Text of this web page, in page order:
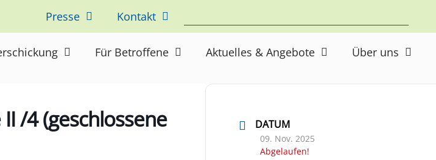
Presse Kontakt
Für Betroffene Aktuelles & Angebote Über uns
/4 (geschlossene
DATUM
09. Nov. 2025
Abgelaufen!